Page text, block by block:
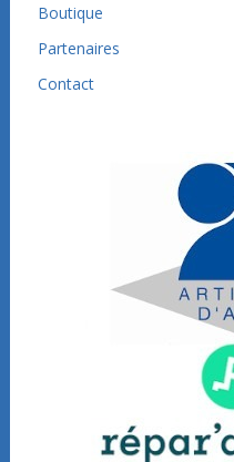
Boutique
Partenaires
Contact